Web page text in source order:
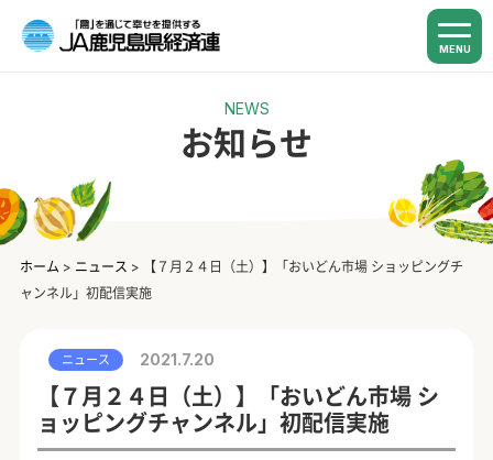
MENU
NEWS
お知らせ
ホーム > ニュース >
【７月２４日（土）】「おいどん市場 ショッピングチ
ャンネル」初配信実施
ニュース 2021.7.20
【７月２４日（土）】「おいどん市場 シ
ョッピングチャンネル」初配信実施